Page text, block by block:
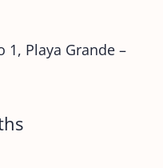
1, Playa Grande –